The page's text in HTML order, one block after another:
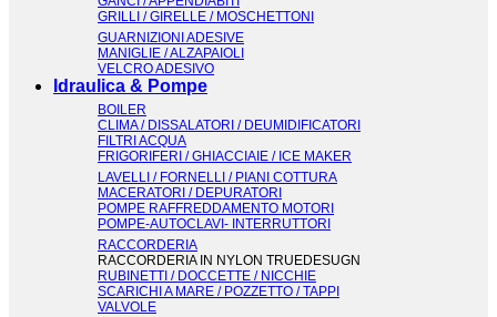
GRILLI / GIRELLE / MOSCHETTONI
GUARNIZIONI ADESIVE
MANIGLIE / ALZAPAIOLI
VELCRO ADESIVO
Idraulica & Pompe
BOILER
CLIMA / DISSALATORI / DEUMIDIFICATORI
FILTRI ACQUA
FRIGORIFERI / GHIACCIAIE / ICE MAKER
LAVELLI / FORNELLI / PIANI COTTURA
MACERATORI / DEPURATORI
POMPE RAFFREDDAMENTO MOTORI
POMPE-AUTOCLAVI- INTERRUTTORI
RACCORDERIA
RACCORDERIA IN NYLON TRUEDESUGN
RUBINETTI / DOCCETTE / NICCHIE
SCARICHI A MARE / POZZETTO / TAPPI
VALVOLE